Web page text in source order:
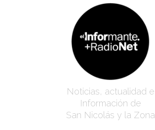
Noticias, actualidad e
Información de
San Nicolás y la Zona